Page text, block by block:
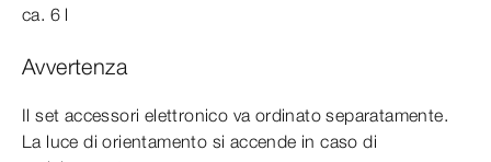
ca. 6 l
Avvertenza
Il set accessori elettronico va ordinato separatamente.
La luce di orientamento si accende in caso di